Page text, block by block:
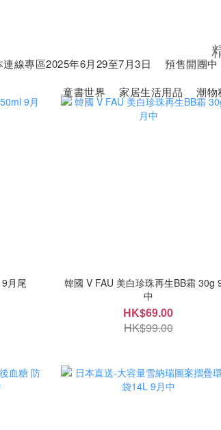
連線專區2025年6月29至7月3日 預售開團中
童書世界
家居生活用品 潮物
月尾
韓國 V FAU 美白珍珠再生BB霜 30g
中
HK$69.00
HK$99.00